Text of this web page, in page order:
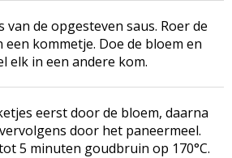
van de opgesteven saus. Roer de
een kommetje. Doe de bloem en
elk in een andere kom.
eerst door de bloem, daarna
door het paneermeel.
5 minuten goudbruin op 170°C.